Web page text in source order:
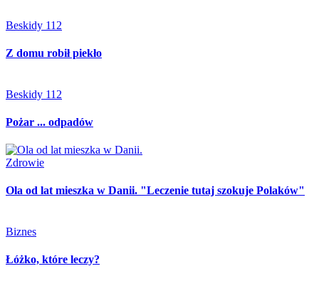
Beskidy 112
Z domu robił piekło
Beskidy 112
Pożar ... odpadów
Zdrowie
Ola od lat mieszka w Danii. "Leczenie tutaj szokuje Polaków"
Biznes
Łóżko, które leczy?